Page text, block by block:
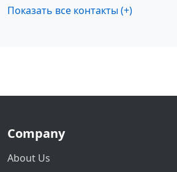
Показать все контакты (+)
Company
About Us